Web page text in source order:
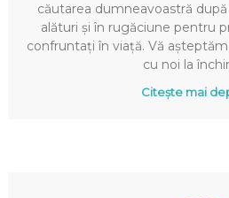
căutarea dumneavoastră
alături și în rugăciune pentru
confruntați în viață. Vă
cu noi la
Citește mai